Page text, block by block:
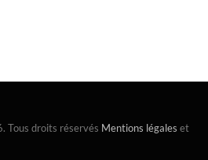
Tous droits réservés Mentions légales et